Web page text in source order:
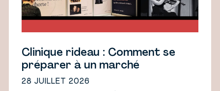
Clinique rideau : Comment se
préparer à un marché
28 JUILLET 2026